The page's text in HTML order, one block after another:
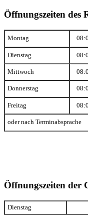
Öffnungszeiten des
Montag
Dienstag
Mittwoch
Donnerstag
Freitag
oder nach Terminabsprache
Öffnungszeiten der
Dienstag